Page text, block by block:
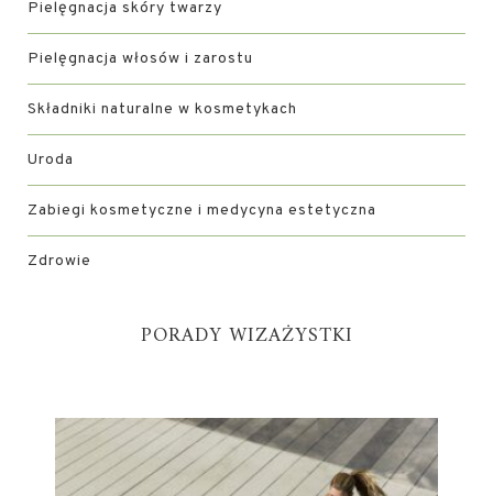
Pielęgnacja skóry twarzy
Pielęgnacja włosów i zarostu
Składniki naturalne w kosmetykach
Uroda
Zabiegi kosmetyczne i medycyna estetyczna
Zdrowie
PORADY WIZAŻYSTKI